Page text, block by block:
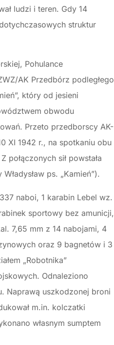
ludzi i teren. Gdy 14
struktur
Pohulance
AK Przedbórz podległego
który od jesieni
obwodu
Przeto przedborscy AK-
XI 1942 r., na spotkaniu obu
sił powstała
ps. „Kamień”).
naboi, 1 karabin Lebel wz.
sportowy bez amunicji,
7,65 mm z 14 nabojami, 4
oraz 9 bagnetów i 3
„Robotnika”
Odnaleziono
Naprawą uszkodzonej broni
m.in. kolczatki
własnym sumptem